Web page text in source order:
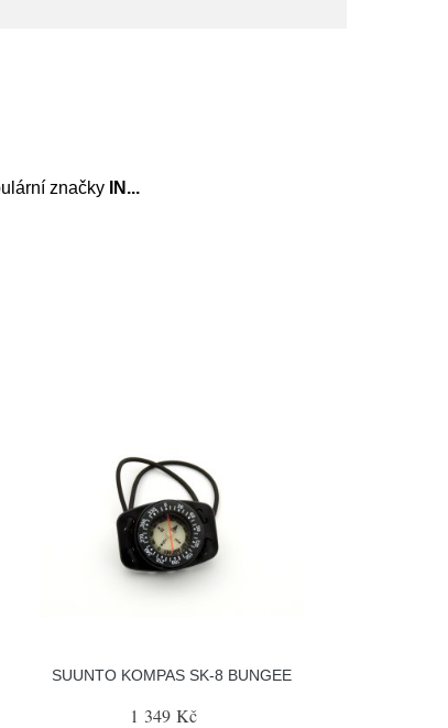
značky IN ...
SUUNTO KOMPAS SK-8 BUNGEE
1 349 Kč